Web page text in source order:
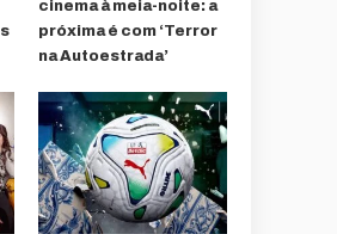
cinema à meia-noite: a
próxima é com ‘Terror
na Autoestrada’